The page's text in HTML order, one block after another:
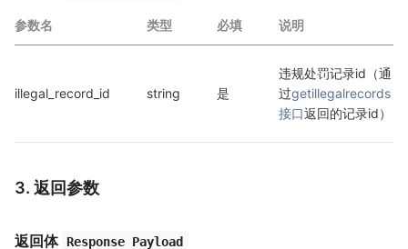
参数名 类型 必填 说明
illegal_record_id string 是
违规处罚记录id（通
过getillegalrecords
接口返回的记录id）
3. 返回参数
返回体 Response Payload